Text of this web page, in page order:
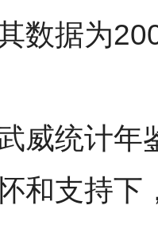
数据为
威统计年
和支持下